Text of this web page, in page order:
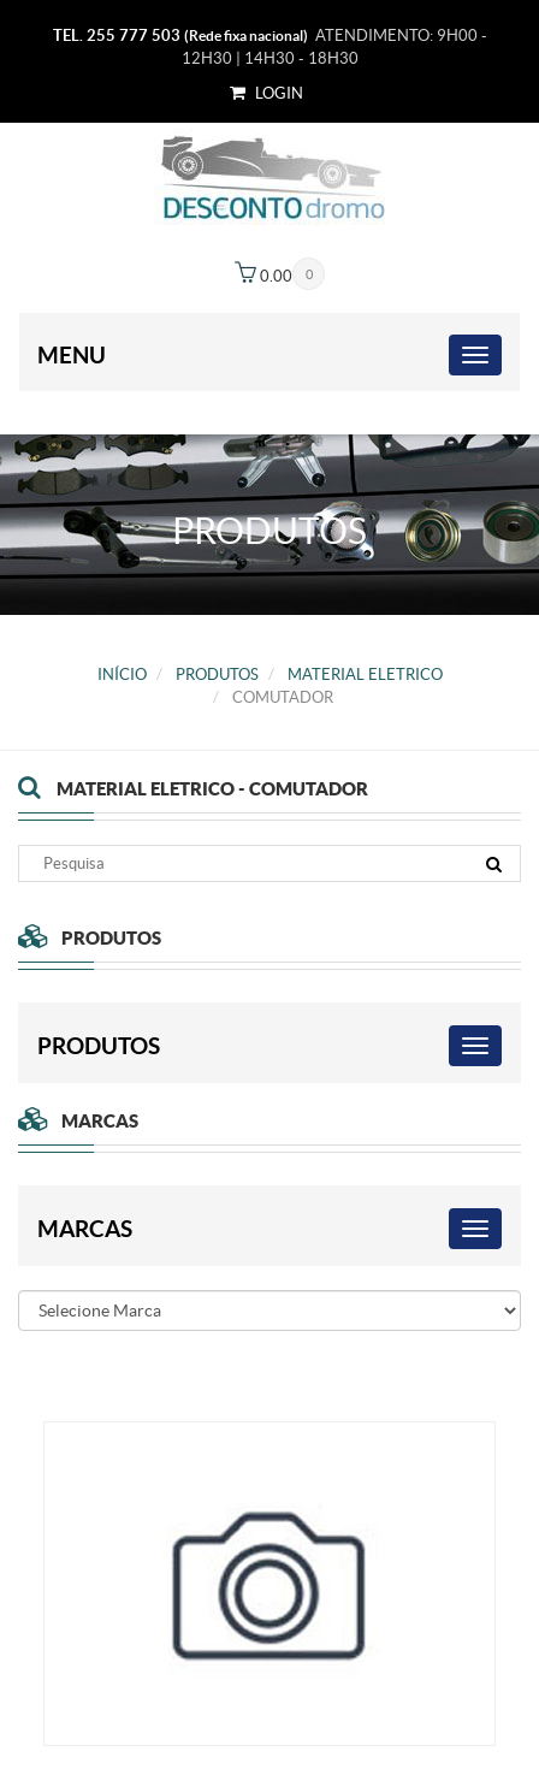
TEL. 255 777 503 (Rede fixa nacional) ATENDIMENTO: 9H00 -
12H30 | 14H30 - 18H30
LOGIN
0
0.00
MENU
PRODUTOS
INÍCIO PRODUTOS
MATERIAL ELETRICO
COMUTADOR
MATERIAL ELETRICO - COMUTADOR
PRODUTOS
PRODUTOS
MARCAS
MARCAS